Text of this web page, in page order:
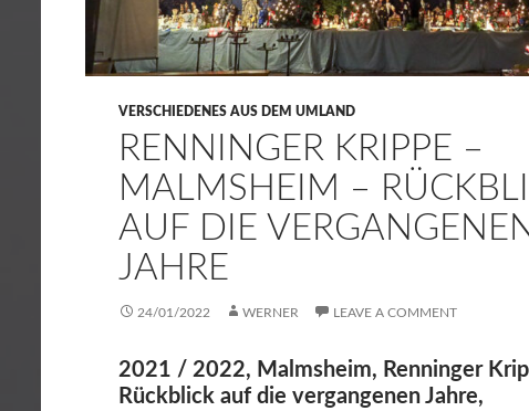
VERSCHIEDENES AUS DEM UMLAND
RENNINGER KRIPPE –
MALMSHEIM –
AUF DIE
JAHRE
24/01/2022 WERNER LEAVE A COMMENT
2021 / 2022, Malmsheim, Renninger
Rückblick auf die vergangenen Jahre,